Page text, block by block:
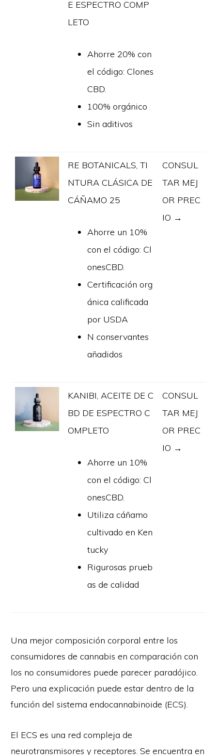
E ESPECTRO COMP
LETO
Ahorre 20% con
el código: Clones
CBD.
100% orgánico
Sin aditivos
RE BOTANICALS, TI
NTURA CLÁSICA DE
CÁÑAMO 25
Ahorre un 10%
con el código: Cl
onesCBD.
Certificación org
ánica calificada
por USDA
N conservantes
añadidos
CONSUL
TAR MEJ
OR PREC
IO →
KANIBI, ACEITE DE C
BD DE ESPECTRO C
OMPLETO
Ahorre un 10%
con el código: Cl
onesCBD.
Utiliza cáñamo
cultivado en Ken
tucky
Rigurosas prueb
as de calidad
CONSUL
TAR MEJ
OR PREC
IO →
Una mejor composición corporal entre los
consumidores de cannabis en comparación con
los no consumidores puede parecer paradójico.
Pero una explicación puede estar dentro de la
función del sistema endocannabinoide (ECS).
El ECS es una red compleja de
neurotransmisores y receptores. Se encuentra en